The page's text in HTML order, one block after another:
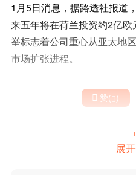
1月5日消息，据路透社报道
来五年将在荷兰投资约2亿
举标志着公司重心从亚太地
市场扩张进程。
 赞()
展